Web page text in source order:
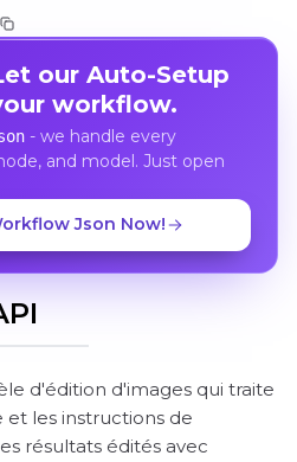
our Auto-Setup
workflow.
- we handle every
and model. Just open
Json Now!
d'édition d'images qui traite
les instructions de
résultats édités avec